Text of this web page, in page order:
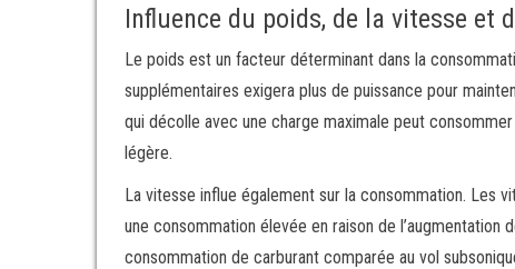
Influence du poids, de la vitesse et
Le poids est un facteur déterminant dans la
supplémentaires exigera plus de puissance pour
qui décolle avec une charge maximale peut
légère.
La vitesse influe également sur la consommation. Les
une consommation élevée en raison de l’augmentation
consommation de carburant comparée au vol